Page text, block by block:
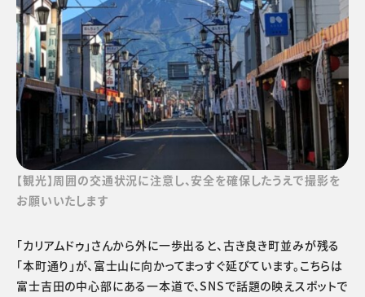
【観光】周囲の交通状況に注意し、安全を確保したうえで撮影を
お願いいたします
「カリアムドゥ」さんから外に一歩出ると、古き良き町並みが残る
「本町通り」が、富士山に向かってまっすぐ延びています。こちらは
富士吉田の中心部にある一本道で、SNSで話題の映えスポットで